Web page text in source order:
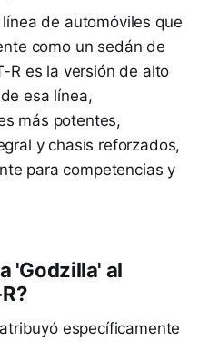
de automóviles que
como un sedán de
R es la versión de alto
esa línea,
más potentes,
y chasis reforzados,
para competencias y
'Godzilla' al
específicamente